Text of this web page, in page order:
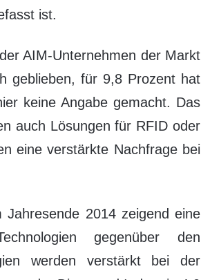
ist.
AIM-Unternehmen der Markt
geblieben, für 9,8 Prozent hat
keine Angabe gemacht. Das
auch Lösungen für RFID oder
eine verstärkte Nachfrage bei
Jahresende 2014 zeigend eine
gegenüber den
werden verstärkt bei der